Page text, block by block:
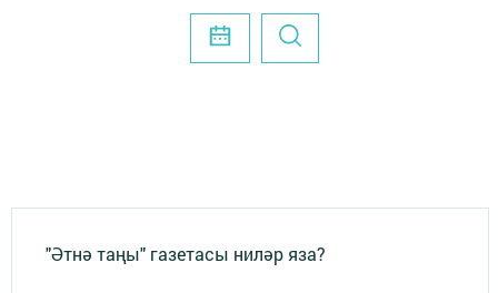
"Әтнә таңы" газетасы ниләр яза?